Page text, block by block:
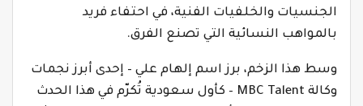
الجنسيات والخلفيات الفنية، في احتفاء فريد
بالمواهب النسائية التي تصنع الفرق.
وسط هذا الزخم، برز اسم إلهام علي – إحدى أبرز نجمات
وكالة MBC Talent – كأول سعودية تُكرّم في هذا الحدث